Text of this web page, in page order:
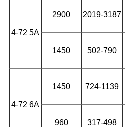
4-72 5А
2900 2019-3187
1450 502-790
4-72 6А
1450 724-1139
960 317-498